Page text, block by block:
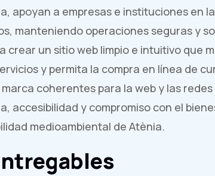
apoyan a empresas e instituciones en
manteniendo operaciones seguras y
crear un sitio web limpio e intuitivo que
y permita la compra en línea de
coherentes para la web y las
accesibilidad y compromiso con el
medioambiental de Atènia.